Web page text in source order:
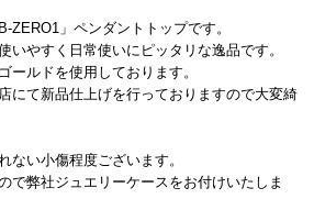
ZERO1」ペンダントトップです。
いやすく日常使いにピッタリな逸品です。
ールドを使用しております。
にて新品仕上げを行っておりますので大変綺
ない小傷程度ございます。
で弊社ジュエリーケースをお付けいたしま